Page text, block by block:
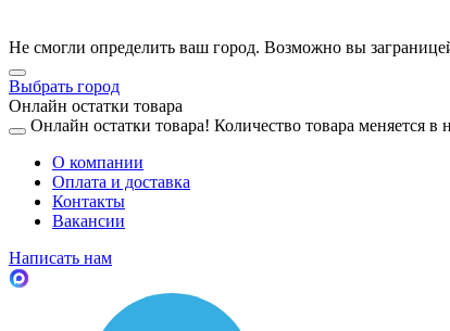
Не смогли определить ваш город. Возможно вы
Выбрать город
Онлайн остатки товара
Онлайн остатки товара! Количество товара меняется в
О компании
Оплата и доставка
Контакты
Вакансии
Написать нам